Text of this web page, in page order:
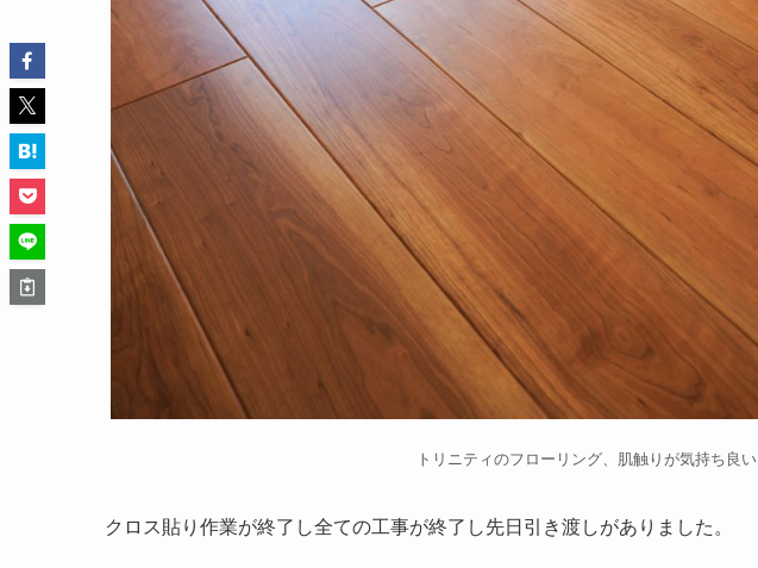
トリニティのフローリング、肌触りが気持ち良い
クロス貼り作業が終了し全ての工事が終了し先日引き渡しがありました。